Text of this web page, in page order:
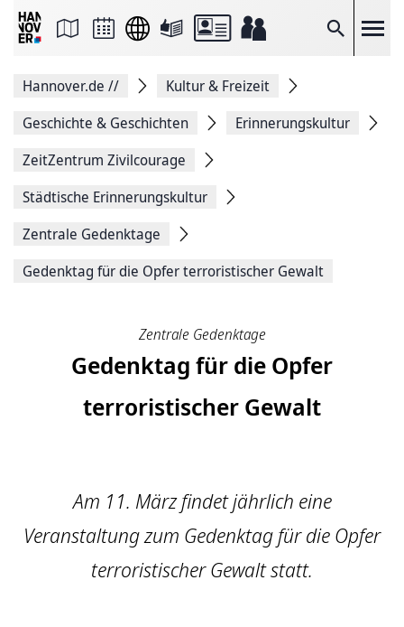
Suche
Seite
Facebook
teilen
Seitenlink
Seite
Hannover.de //
Kultur & Freizeit
Geschichte & Geschichten
Erinnerungskultur
ZeitZentrum Zivilcourage
Städtische Erinnerungskultur
Zentrale Gedenktage
Gedenktag für die Opfer terroristischer Gewalt
Zentrale Gedenktage
Gedenktag für die Opfer
terroristischer Gewalt
Am 11. März findet jährlich eine
Veranstaltung zum Gedenktag für die Opfer
terroristischer Gewalt statt.